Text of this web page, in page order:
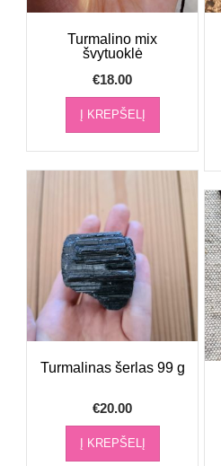
Turmalino mix
švytuoklė
€18.00
Į KREPŠELĮ
Turmalinas šerlas 99 g
€20.00
Į KREPŠELĮ